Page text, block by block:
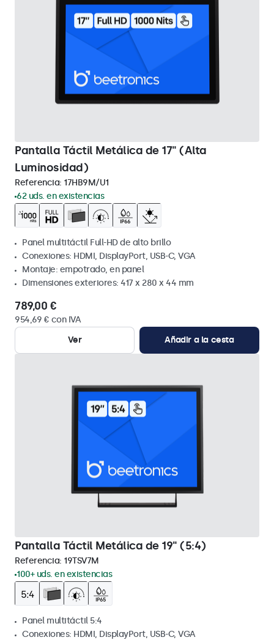
Pantalla Táctil Metálica de 17" (Alta
Luminosidad)
Referencia: 17HB9M/U1
62 uds. en existencias
Panel multitáctil Full-HD de alto brillo
Conexiones: HDMI, DisplayPort, USB-C, VGA
Montaje: empotrado, en panel
Dimensiones exteriores: 417 x 280 x 44 mm
789,00 €
954,69 € con IVA
Ver
Añadir a la cesta
Pantalla Táctil Metálica de 19" (5:4)
Referencia: 19TSV7M
100+ uds. en existencias
Panel multitáctil 5:4
Conexiones: HDMI, DisplayPort, USB-C, VGA